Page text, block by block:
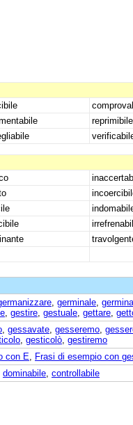
reprimibile
germinale
gestire gestuale gettare
gessavate gesseremo
gesticolò gestiremo
con E
Frasi di esempio con
dominabile controllabile